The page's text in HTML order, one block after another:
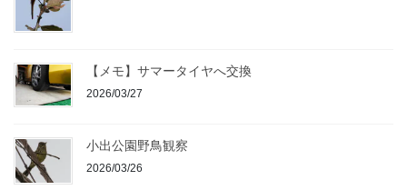
【メモ】サマータイヤへ交換
2026/03/27
小出公園野鳥観察
2026/03/26